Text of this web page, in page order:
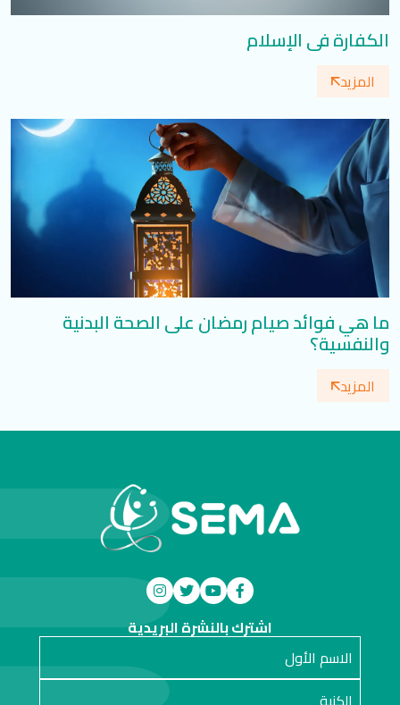
الكفارة في الإسلام
المزيد
ما هي فوائد صيام رمضان على الصحة البدنية
والنفسية؟
المزيد
اشترك بالنشرة البريدية